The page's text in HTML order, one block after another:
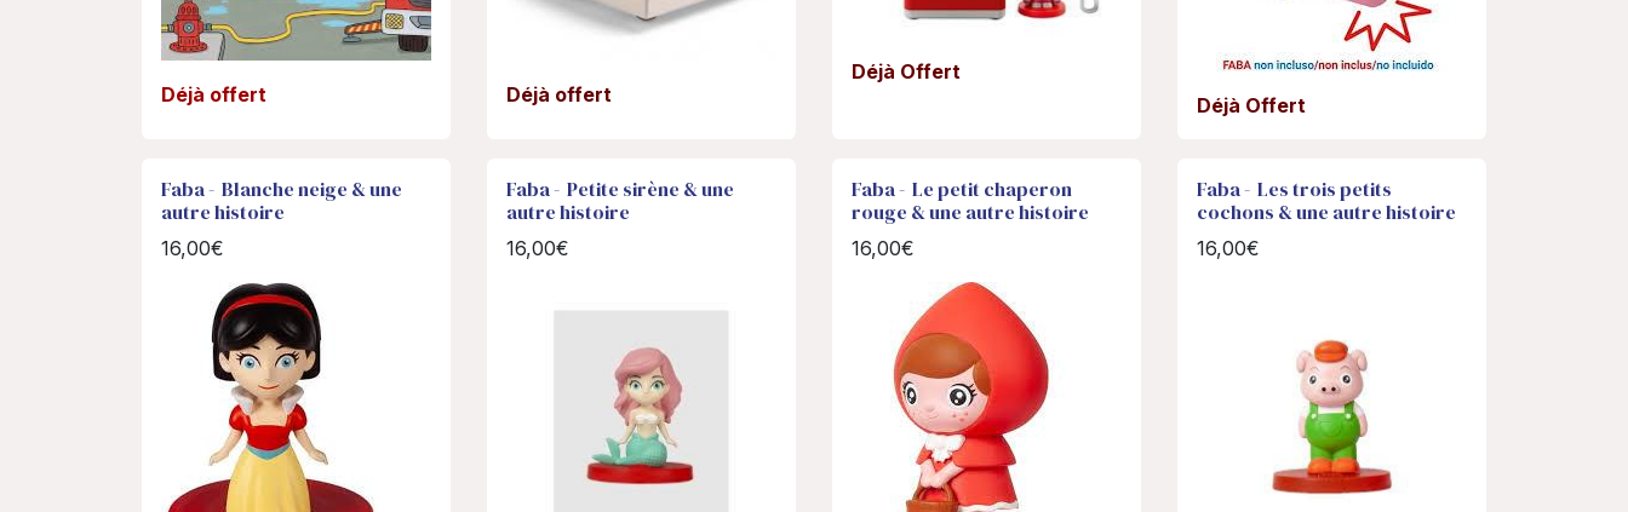
Déjà offert Déjà offert
Déjà Offert
Déjà Offert
Faba - Blanche neige & une
autre histoire
16,00€
Faba - Petite sirène & une
autre histoire
16,00€
Faba - Le petit chaperon
rouge & une autre histoire
16,00€
Faba - Les trois petits
cochons & une autre histoire
16,00€